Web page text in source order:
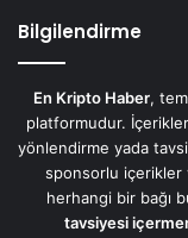
Bilgilendirme
En Kripto Haber,
platformudur.
yönlendirme yada
sponsorlu içerikler
herhangi bir bağı
tavsiyesi